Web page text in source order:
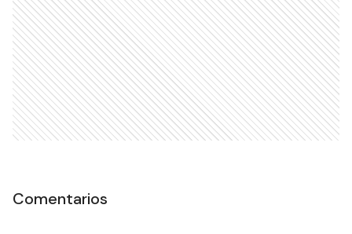
Comentarios